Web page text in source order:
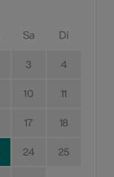
Sa Di
3 4
10 11
17 18
24 25